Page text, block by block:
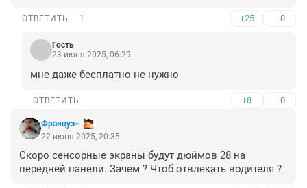
ОТВЕТИТЬ 1 +25 –0
Гость
23 июня 2025, 06:29
мне даже бесплатно не нужно
ОТВЕТИТЬ +8 –0
Француз~
22 июня 2025, 20:35
Скоро сенсорные экраны будут дюймов 28 на
передней панели. Зачем ? Чтоб отвлекать водителя ?